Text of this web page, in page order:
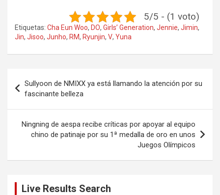
5/5 - (1 voto)
Etiquetas: Cha Eun Woo, DO, Girls’ Generation, Jennie, Jimin,
Jin, Jisoo, Junho, RM, Ryunjin, V, Yuna
de
entradas
Sullyoon de NMIXX ya está llamando la atención por su
fascinante belleza
Ningning de aespa recibe críticas por apoyar al equipo
chino de patinaje por su 1ª medalla de oro en unos
Juegos Olímpicos
Live Results Search